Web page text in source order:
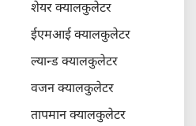
शेयर क्यालकुलेटर
ईएमआई क्यालकुलेटर
ल्यान्ड क्यालकुलेटर
वजन क्यालकुलेटर
तापमान क्यालकुलेटर